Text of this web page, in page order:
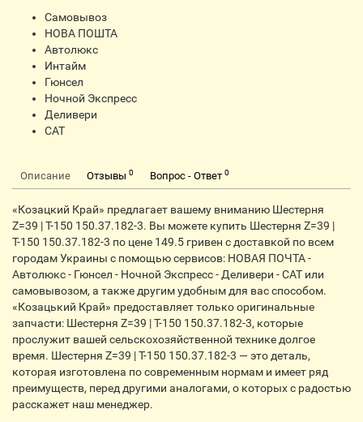
Самовывоз
НОВА ПОШТА
Автолюкс
Интайм
Гюнсел
Ночной Экспресс
Деливери
CАТ
Описание Отзывы 0 Вопрос - Ответ 0
«Козацкий Край» предлагает вашему вниманию Шестерня
Z=39 | Т-150 150.37.182-3. Вы можете купить Шестерня Z=39 |
Т-150 150.37.182-3 по цене 149.5 гривен с доставкой по всем
городам Украины с помощью сервисов: НОВАЯ ПОЧТА -
Автолюкс - Гюнсел - Ночной Экспресс - Деливери - CАТ или
самовывозом, а также другим удобным для вас способом.
«Козацький Край» предоставляет только оригинальные
запчасти: Шестерня Z=39 | Т-150 150.37.182-3, которые
прослужит вашей сельскохозяйственной технике долгое
время. Шестерня Z=39 | Т-150 150.37.182-3 — это деталь,
которая изготовлена по современным нормам и имеет ряд
преимуществ, перед другими аналогами, о которых с радостью
расскажет наш менеджер.